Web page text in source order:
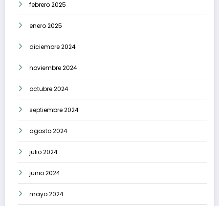
febrero 2025
enero 2025
diciembre 2024
noviembre 2024
octubre 2024
septiembre 2024
agosto 2024
julio 2024
junio 2024
mayo 2024